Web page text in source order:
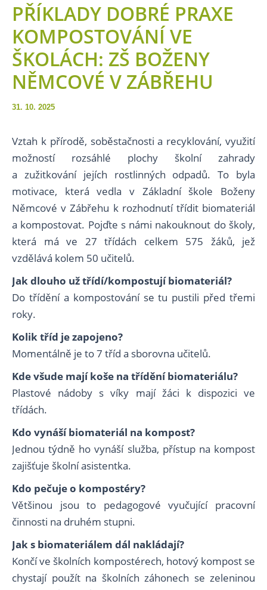
PŘÍKLADY DOBRÉ PRAXE
KOMPOSTOVÁNÍ VE
ŠKOLÁCH: ZŠ BOŽENY
NĚMCOVÉ V ZÁBŘEHU
31. 10. 2025
Vztah k přírodě, soběstačnosti a recyklování, využití
možností rozsáhlé plochy školní zahrady
a zužitkování jejích rostlinných odpadů. To byla
motivace, která vedla v Základní škole Boženy
Němcové v Zábřehu k rozhodnutí třídit biomateriál
a kompostovat. Pojďte s námi nakouknout do školy,
která má ve 27 třídách celkem 575 žáků, jež
vzdělává kolem 50 učitelů.
Jak dlouho už třídí/kompostují biomateriál?
Do třídění a kompostování se tu pustili před třemi
roky.
Kolik tříd je zapojeno?
Momentálně je to 7 tříd a sborovna učitelů.
Kde všude mají koše na třídění biomateriálu?
Plastové nádoby s víky mají žáci k dispozici ve
třídách.
Kdo vynáší biomateriál na kompost?
Jednou týdně ho vynáší služba, přístup na kompost
zajišťuje školní asistentka.
Kdo pečuje o kompostéry?
Většinou jsou to pedagogové vyučující pracovní
činnosti na druhém stupni.
Jak s biomateriálem dál nakládají?
Končí ve školních kompostérech, hotový kompost se
chystají použít na školních záhonech se zeleninou